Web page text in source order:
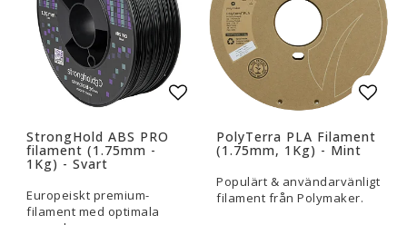
StrongHold ABS PRO
filament (1.75mm -
1Kg) - Svart
Europeiskt premium-
filament med optimala
PolyTerra PLA Filament
(1.75mm, 1Kg) - Mint
Populärt & användarvänligt
filament från Polymaker.